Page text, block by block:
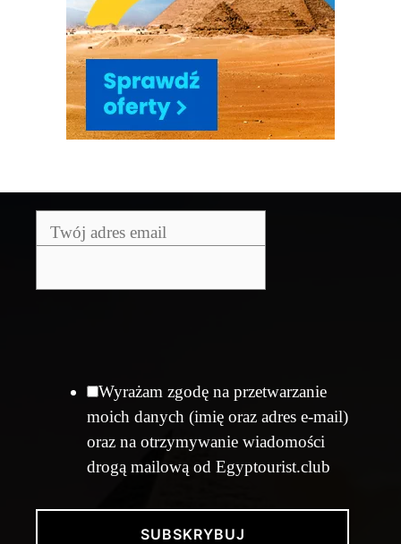
Wyrażam zgodę na przetwarzanie
moich danych (imię oraz adres e-mail)
oraz na otrzymywanie wiadomości
drogą mailową od Egyptourist.club
SUBSKRYBUJ